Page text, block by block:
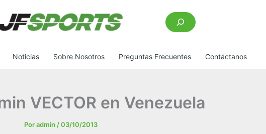
Buscar
Noticias Sobre Nosotros Preguntas Frecuentes Contáctanos
VECTOR en Venezuela
Poradmin /03/10/2013